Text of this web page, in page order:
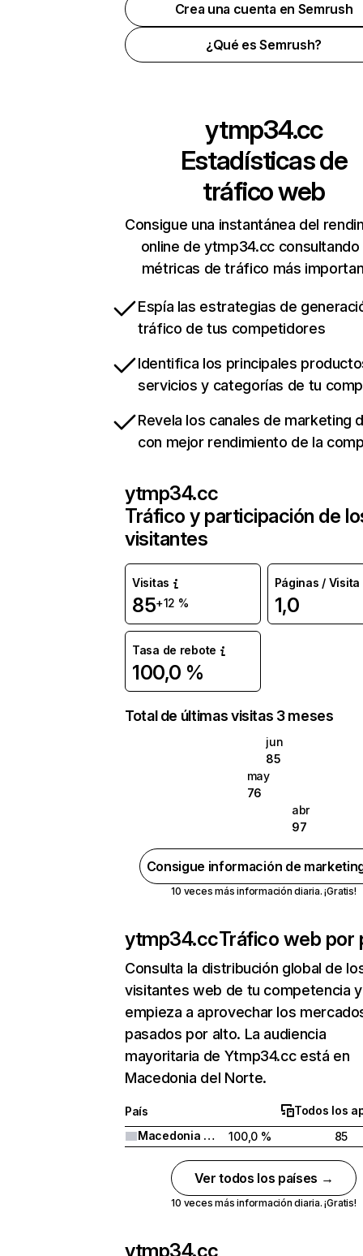
Crea una cuenta en Semrush
¿Qué es Semrush?
ytmp34.cc
Estadísticas de
tráfico web
Consigue una instantánea del
online de ytmp34.cc consultando
métricas de tráfico más
Espía las estrategias de
tráfico de tus competidores
Identifica los principales
servicios y categorías de tu
Revela los canales de marketing
con mejor rendimiento de la
ytmp34.cc
Tráfico y participación de
visitantes
Visitas
85+12 %
Páginas / Visita
1,0
Tasa de rebote
100,0 %
Total de últimas visitas 3 meses
jun
85
may
76
abr
97
Consigue información de
10 veces más información diaria. ¡Gratis!
ytmp34.ccTráfico web por
Consulta la distribución global de
visitantes web de tu competencia y
empieza a aprovechar los
pasados por alto. La audiencia
mayoritaria de Ytmp34.cc está en
Macedonia del Norte.
País
Todos los
Macedonia del Norte
100,0 % 85
Ver todos los países →
10 veces más información diaria. ¡Gratis!
ytmp34.cc